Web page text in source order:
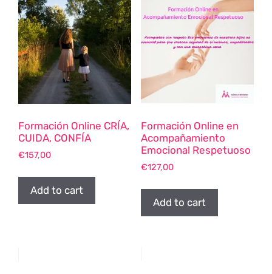
Formación Online CRÍA,
CUIDA, CONFÍA
€157,00
Add to cart
Formación Online en
Acompañamiento
Emocional Respetuoso
€127,00
Add to cart